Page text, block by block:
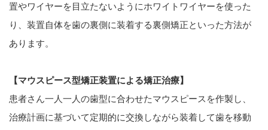
置やワイヤーを目立たないようにホワイトワイヤーを使った
り、装置自体を歯の裏側に装着する裏側矯正といった方法が
あります。
【マウスピース型矯正装置による矯正治療】
患者さん一人一人の歯型に合わせたマウスピースを作製し、
治療計画に基づいて定期的に交換しながら装着して歯を移動